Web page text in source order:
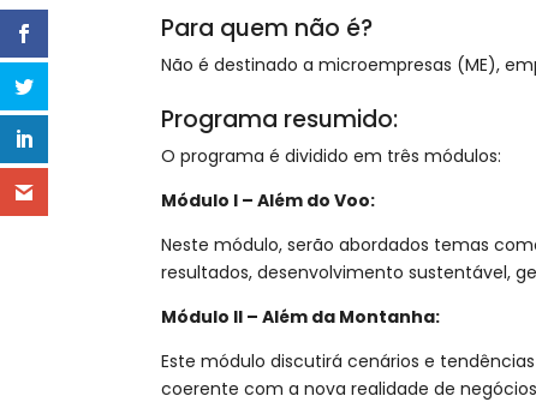
Para quem não é?
Não é destinado a microempresas (ME),
Programa resumido:
O programa é dividido em três módulos:
Módulo I – Além do Voo:
Neste módulo, serão abordados temas
resultados, desenvolvimento sustentável,
Módulo II – Além da Montanha:
Este módulo discutirá cenários e
coerente com a nova realidade de